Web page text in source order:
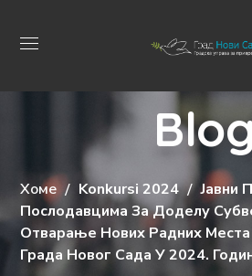
Хоме Konkursi 2024
Јавни
Послодавцима За Доделу
Отварање Нових Радних Места
Града Новог Сада У 2024.